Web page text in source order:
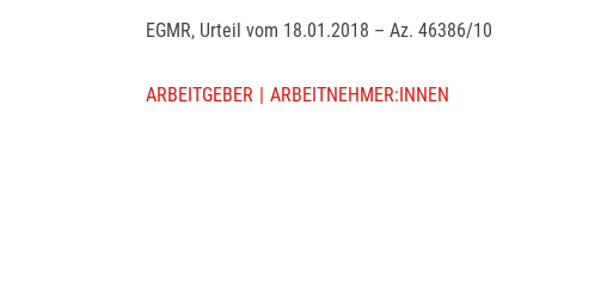
EGMR, Urteil vom 18.01.2018 – Az. 46386/10
ARBEITGEBER ARBEITNEHMER:INNEN